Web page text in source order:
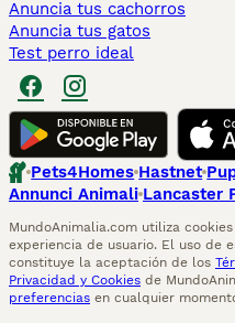
Anuncia tus cachorros
Anuncia tus gatos
Test perro ideal
Pets4Homes Hastnet
Annunci Animali Lancaster
MundoAnimalia.com utiliza
experiencia de usuario. El uso de
constituye la aceptación de los
Privacidad y Cookies de
preferencias en cualquier